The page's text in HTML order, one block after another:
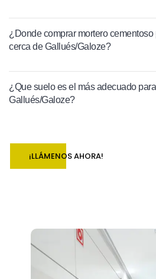
¿Donde comprar mortero
cerca de Gallués/Galoze?
¿Que suelo es el más adecuado
Gallués/Galoze?
¡LLÁMENOS AHORA!